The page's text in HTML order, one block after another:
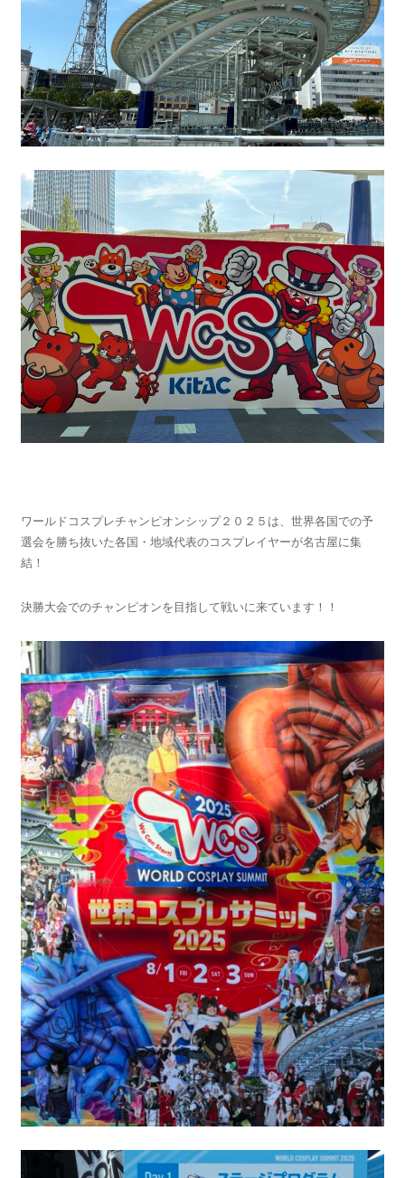
ワールドコスプレチャンピオンシップ２０２５は、世界各国での予
選会を勝ち抜いた各国・地域代表のコスプレイヤーが名古屋に集
結！
決勝大会でのチャンピオンを目指して戦いに来ています！！